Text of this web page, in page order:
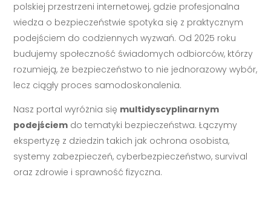
polskiej przestrzeni internetowej, gdzie profesjonalna
wiedza o bezpieczeństwie spotyka się z praktycznym
podejściem do codziennych wyzwań. Od 2025 roku
budujemy społeczność świadomych odbiorców, którzy
rozumieją, że bezpieczeństwo to nie jednorazowy wybór,
lecz ciągły proces samodoskonalenia.
Nasz portal wyróżnia się multidyscyplinarnym
podejściem do tematyki bezpieczeństwa. Łączymy
ekspertyzę z dziedzin takich jak ochrona osobista,
systemy zabezpieczeń, cyberbezpieczeństwo, survival
oraz zdrowie i sprawność fizyczna.